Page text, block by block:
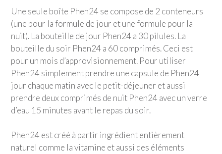
Une seule boîte Phen24 se compose de 2 conteneurs
(une pour la formule de jour et une formule pour la
nuit). La bouteille de jour Phen24 a 30 pilules. La
bouteille du soir Phen24 a 60 comprimés. Ceci est
pour un mois d’approvisionnement. Pour utiliser
Phen24 simplement prendre une capsule de Phen24
jour chaque matin avec le petit-déjeuner et aussi
prendre deux comprimés de nuit Phen24 avec un verre
d’eau 15 minutes avant le repas du soir.
Phen24 est créé à partir ingrédient entièrement
naturel comme la vitamine et aussi des éléments